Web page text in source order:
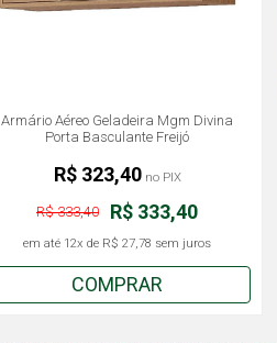
Armário Aéreo Geladeira Mgm Divina
Porta Basculante Freijó
R$ 333,40
R$ 333,40
em até 12x de R$ 27,78 sem juros
R$ 323,40no PIX
COMPRAR